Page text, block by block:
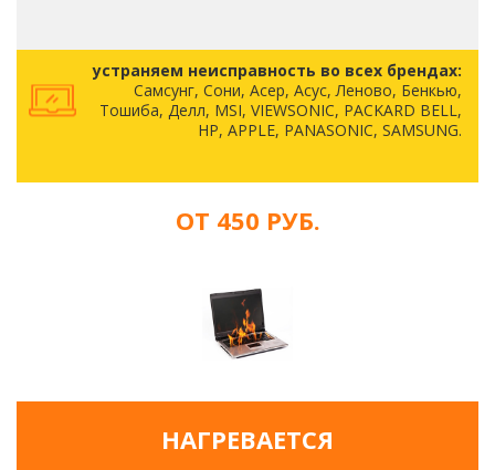
устраняем неисправность во всех брендах:
Самсунг, Сони, Асер, Асус, Леново, Бенкью,
Тошиба, Делл, MSI, VIEWSONIC, PACKARD BELL,
HP, APPLE, PANASONIC, SAMSUNG.
ОТ 450 РУБ.
НАГРЕВАЕТСЯ